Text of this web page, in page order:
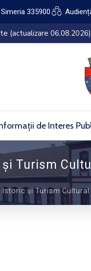
335900
pe domeniul
de Interes
Turism
Istoric și Turism Cultural